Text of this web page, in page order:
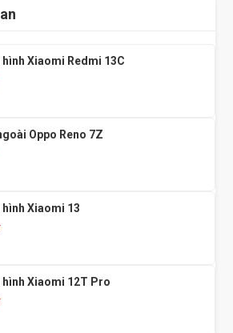
hình Xiaomi Redmi 13C
Oppo Reno 7Z
hình Xiaomi 13
hình Xiaomi 12T Pro